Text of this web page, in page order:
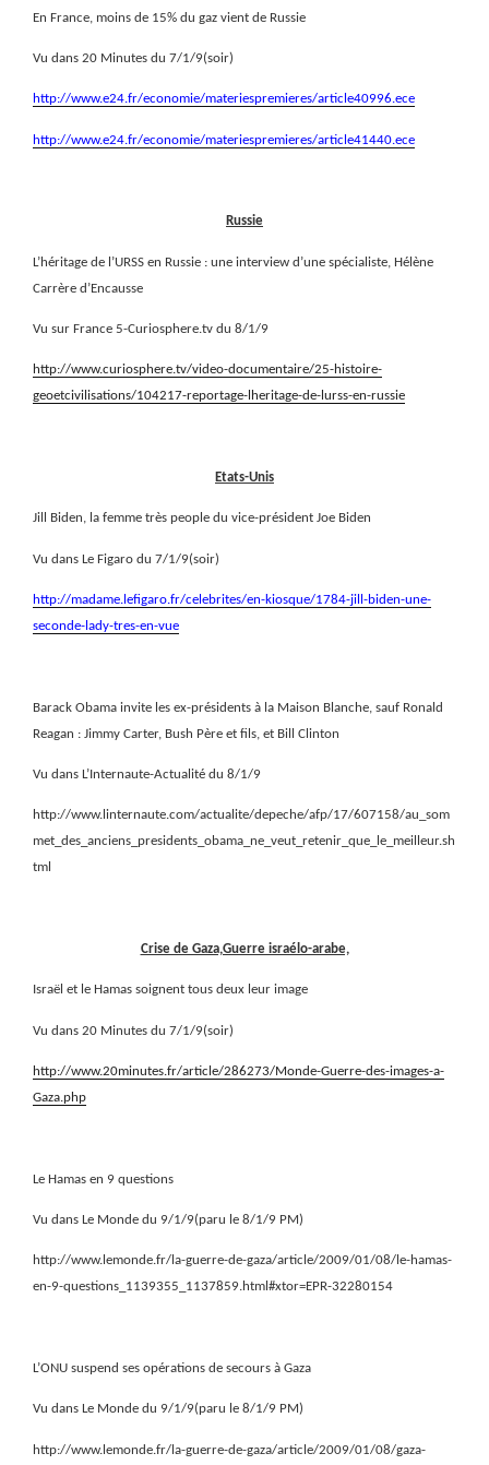
En France, moins de 15% du gaz vient de Russie
Vu dans 20 Minutes du 7/1/9(soir)
http://www.e24.fr/economie/materiespremieres/article40996.ece
http://www.e24.fr/economie/materiespremieres/article41440.ece
Russie
L’héritage de l’URSS en Russie : une interview d’une spécialiste, Hélène
Carrère d’Encausse
Vu sur France 5-Curiosphere.tv du 8/1/9
http://www.curiosphere.tv/video-documentaire/25-histoire-
geoetcivilisations/104217-reportage-lheritage-de-lurss-en-russie
Etats-Unis
Jill Biden, la femme très people du vice-président Joe Biden
Vu dans Le Figaro du 7/1/9(soir)
http://madame.lefigaro.fr/celebrites/en-kiosque/1784-jill-biden-une-
seconde-lady-tres-en-vue
Barack Obama invite les ex-présidents à la Maison Blanche, sauf Ronald
Reagan : Jimmy Carter, Bush Père et fils, et Bill Clinton
Vu dans L’Internaute-Actualité du 8/1/9
http://www.linternaute.com/actualite/depeche/afp/17/607158/au_som
met_des_anciens_presidents_obama_ne_veut_retenir_que_le_meilleur.sh
tml
Crise de Gaza,Guerre israélo-arabe,
Israël et le Hamas soignent tous deux leur image
Vu dans 20 Minutes du 7/1/9(soir)
http://www.20minutes.fr/article/286273/Monde-Guerre-des-images-a-
Gaza.php
Le Hamas en 9 questions
Vu dans Le Monde du 9/1/9(paru le 8/1/9 PM)
http://www.lemonde.fr/la-guerre-de-gaza/article/2009/01/08/le-hamas-
en-9-questions_1139355_1137859.html#xtor=EPR-32280154
L’ONU suspend ses opérations de secours à Gaza
Vu dans Le Monde du 9/1/9(paru le 8/1/9 PM)
http://www.lemonde.fr/la-guerre-de-gaza/article/2009/01/08/gaza-